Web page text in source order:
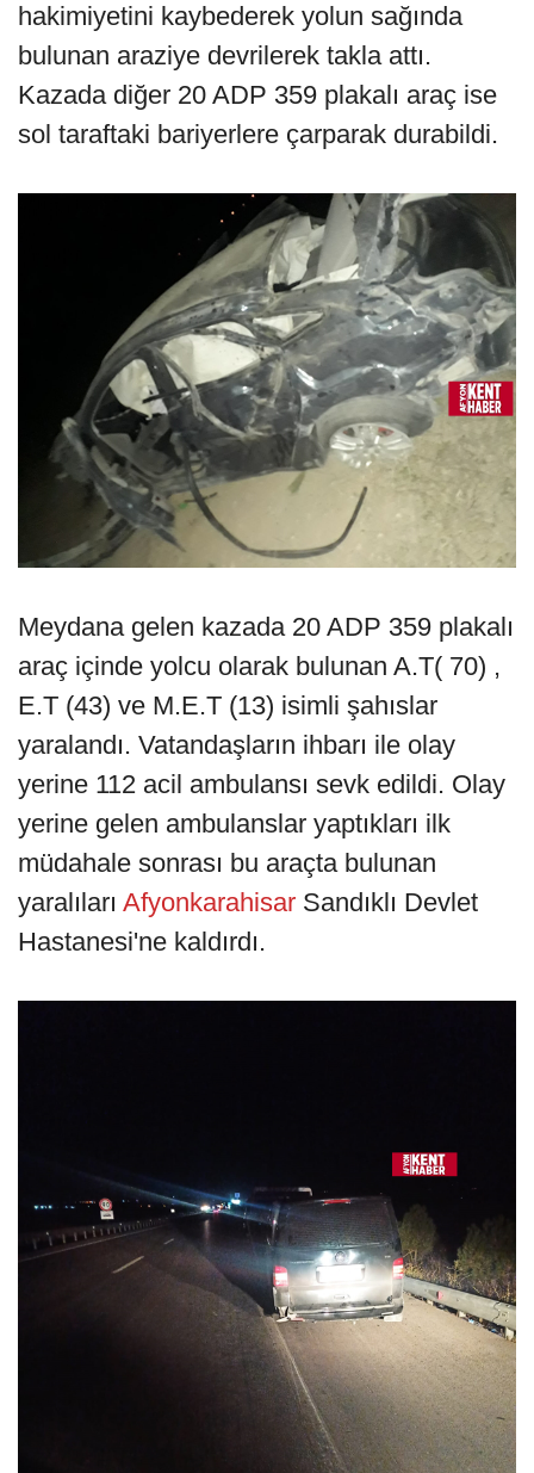
hakimiyetini kaybederek yolun sağında
bulunan araziye devrilerek takla attı.
Kazada diğer 20 ADP 359 plakalı araç ise
sol taraftaki bariyerlere çarparak durabildi.
Meydana gelen kazada 20 ADP 359 plakalı
araç içinde yolcu olarak bulunan A.T( 70) ,
E.T (43) ve M.E.T (13) isimli şahıslar
yaralandı. Vatandaşların ihbarı ile olay
yerine 112 acil ambulansı sevk edildi. Olay
yerine gelen ambulanslar yaptıkları ilk
müdahale sonrası bu araçta bulunan
yaralıları Afyonkarahisar Sandıklı Devlet
Hastanesi'ne kaldırdı.